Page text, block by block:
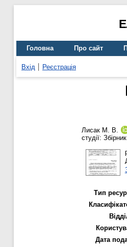
Головна Про сайт
Вхід Реєстрація
Лисак М. В.
студії:
Тип
Дата